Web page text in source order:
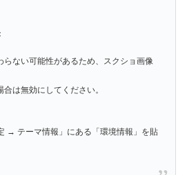
ない可能性があるため、スクショ画像
は無効にしてください。
→ テーマ情報」にある「環境情報」を貼